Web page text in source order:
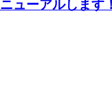
ューアルします